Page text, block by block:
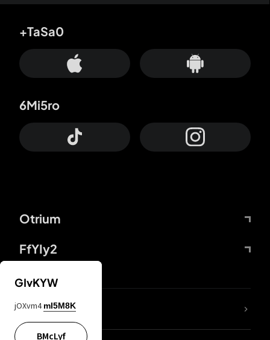
Otrium
FfYIy2
+TaSa0
6Mi5ro
DDcvSo
GIvKYW
jOXvm4 mI5M8K
BMcLyf